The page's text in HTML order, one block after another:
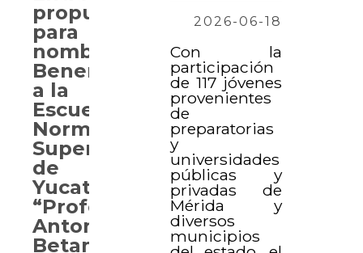
2026-06-18
Con la
participación
de 117 jóvenes
provenientes
de
preparatorias
y
universidades
públicas y
privadas de
Mérida y
diversos
municipios
propuesta
para
nombrar
Benemérita
a la
Escuela
Normal
Superior
de
Yucatán
“Profesor
Antonio
Betancourt